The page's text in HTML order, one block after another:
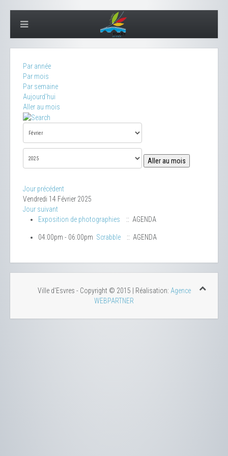
Par année
Par mois
Par semaine
Aujourd'hui
Aller au mois
Aller au mois
Jour précédent
Vendredi 14 Février 2025
Jour suivant
Exposition de photographies
:: AGENDA
04:00pm - 06:00pm Scrabble :: AGENDA
Ville d'Esvres - Copyright © 2015 | Réalisation: Agence
WEBPARTNER